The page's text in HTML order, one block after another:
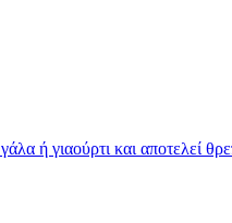
ή γιαούρτι και αποτελεί